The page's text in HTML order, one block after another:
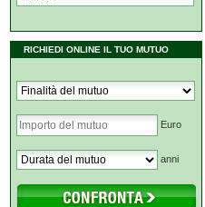
RICHIEDI ONLINE IL TUO MUTUO
Euro
anni